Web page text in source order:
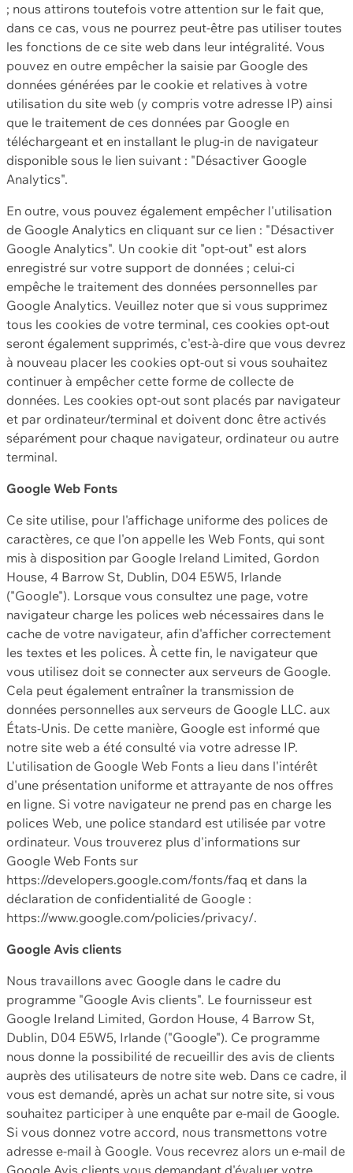
; nous attirons toutefois votre attention sur le fait que,
dans ce cas, vous ne pourrez peut-être pas utiliser toutes
les fonctions de ce site web dans leur intégralité. Vous
pouvez en outre empêcher la saisie par Google des
données générées par le cookie et relatives à votre
utilisation du site web (y compris votre adresse IP) ainsi
que le traitement de ces données par Google en
téléchargeant et en installant le plug-in de navigateur
disponible sous le lien suivant : "Désactiver Google
Analytics".
En outre, vous pouvez également empêcher l'utilisation
de Google Analytics en cliquant sur ce lien : "Désactiver
Google Analytics". Un cookie dit "opt-out" est alors
enregistré sur votre support de données ; celui-ci
empêche le traitement des données personnelles par
Google Analytics. Veuillez noter que si vous supprimez
tous les cookies de votre terminal, ces cookies opt-out
seront également supprimés, c'est-à-dire que vous devrez
à nouveau placer les cookies opt-out si vous souhaitez
continuer à empêcher cette forme de collecte de
données. Les cookies opt-out sont placés par navigateur
et par ordinateur/terminal et doivent donc être activés
séparément pour chaque navigateur, ordinateur ou autre
terminal.
Google Web Fonts
Ce site utilise, pour l'affichage uniforme des polices de
caractères, ce que l'on appelle les Web Fonts, qui sont
mis à disposition par Google Ireland Limited, Gordon
House, 4 Barrow St, Dublin, D04 E5W5, Irlande
("Google"). Lorsque vous consultez une page, votre
navigateur charge les polices web nécessaires dans le
cache de votre navigateur, afin d'afficher correctement
les textes et les polices. À cette fin, le navigateur que
vous utilisez doit se connecter aux serveurs de Google.
Cela peut également entraîner la transmission de
données personnelles aux serveurs de Google LLC. aux
États-Unis. De cette manière, Google est informé que
notre site web a été consulté via votre adresse IP.
L'utilisation de Google Web Fonts a lieu dans l'intérêt
d'une présentation uniforme et attrayante de nos offres
en ligne. Si votre navigateur ne prend pas en charge les
polices Web, une police standard est utilisée par votre
ordinateur. Vous trouverez plus d'informations sur
Google Web Fonts sur
https://developers.google.com/fonts/faq et dans la
déclaration de confidentialité de Google :
https://www.google.com/policies/privacy/.
Google Avis clients
Nous travaillons avec Google dans le cadre du
programme "Google Avis clients". Le fournisseur est
Google Ireland Limited, Gordon House, 4 Barrow St,
Dublin, D04 E5W5, Irlande ("Google"). Ce programme
nous donne la possibilité de recueillir des avis de clients
auprès des utilisateurs de notre site web. Dans ce cadre, il
vous est demandé, après un achat sur notre site, si vous
souhaitez participer à une enquête par e-mail de Google.
Si vous donnez votre accord, nous transmettons votre
adresse e-mail à Google. Vous recevrez alors un e-mail de